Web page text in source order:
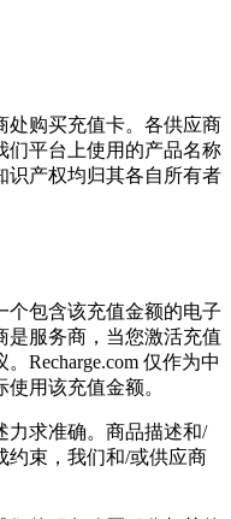
处购买充值卡。各供应商
们平台上使用的产品名称
识产权均归其各自所有者
个包含该充值金额的电子
是服务商，当您激活充值
Recharge.com 仅作为中
用该充值金额。
力求准确。商品描述和/
约束，我们和/或供应商